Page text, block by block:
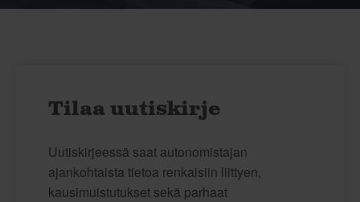
Tilaa uutiskirje
Uutiskirjeessä saat autonomistajan
ajankohtaista tietoa renkaisiin liittyen,
kausimuistutukset sekä parhaat